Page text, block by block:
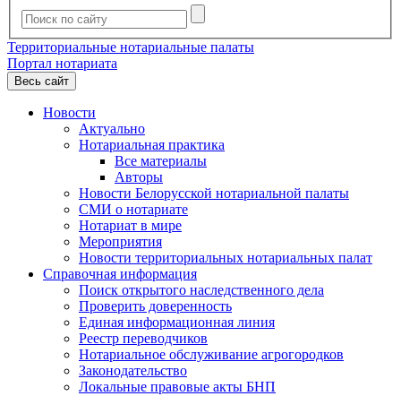
Территориальные нотариальные палаты
Портал нотариата
Весь сайт
Новости
Актуально
Нотариальная практика
Все материалы
Авторы
Новости Белорусской нотариальной палаты
СМИ о нотариате
Нотариат в мире
Мероприятия
Новости территориальных нотариальных палат
Справочная информация
Поиск открытого наследственного дела
Проверить доверенность
Единая информационная линия
Реестр переводчиков
Нотариальное обслуживание агрогородков
Законодательство
Локальные правовые акты БНП